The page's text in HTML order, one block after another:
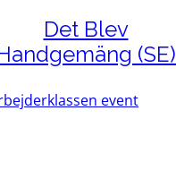
Det Blev
(SE)